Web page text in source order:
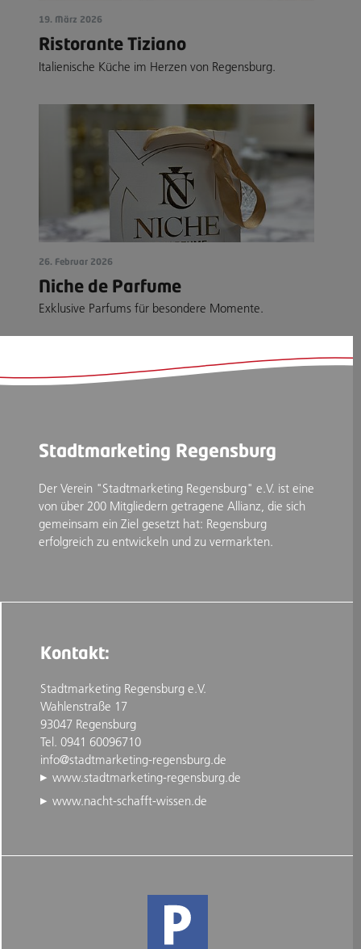
19. März 2026
Ristorante Tiziano
Italienische Küche im Herzen von Regensburg.
26. Februar 2026
Niche de Parfume
Exklusive Parfums für besondere Momente.
Stadtmarketing Regensburg
Der Verein "Stadtmarketing Regensburg" e.V. ist eine
von über 200 Mitgliedern getragene Allianz, die sich
gemeinsam ein Ziel gesetzt hat: Regensburg
erfolgreich zu entwickeln und zu vermarkten.
Kontakt:
Stadtmarketing Regensburg e.V.
Wahlenstraße 17
93047 Regensburg
Tel. 0941 60096710
info@stadtmarketing-regensburg.de
www.stadtmarketing-regensburg.de
www.nacht-schafft-wissen.de